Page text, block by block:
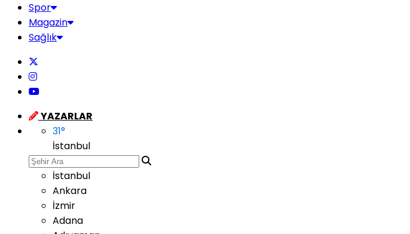
Spor
Magazin
Sağlık
YAZARLAR
31°
İstanbul
İstanbul
Ankara
İzmir
Adana